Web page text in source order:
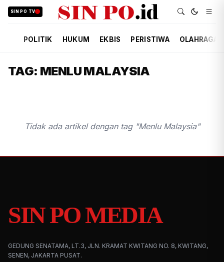
SIN PO TV
POLITIK HUKUM EKBIS PERISTIWA OLAHRAGA
TAG: MENLU MALAYSIA
Tidak ada artikel dengan tag "Menlu Malaysia"
SIN PO MEDIA
GEDUNG SENATAMA, LT.3, JLN. KRAMAT KWITANG NO. 8, KWITANG,
SENEN, JAKARTA PUSAT.